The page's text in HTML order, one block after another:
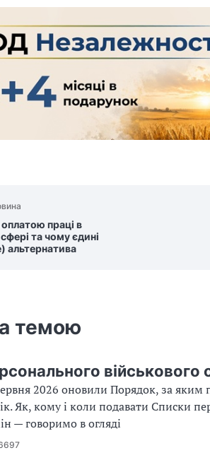
праці в
та чому єдині
альтернатива
темою
військового
2026 оновили Порядок, за яким
Як, кому і коли подавати Списки
— говоримо в огляді